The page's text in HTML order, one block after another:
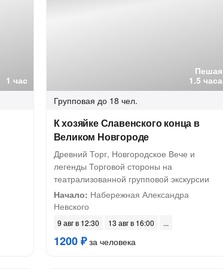
1 час
Пешая
1.5 часа
Групповая до 18 чел.
К хозяйке Славенского конца в
Великом Новгороде
Древний Торг, Новгородское Вече и
легенды Торговой стороны на
театрализованной групповой экскурсии
Начало: Набережная Александра
Невского
9 авг в 12:30 13 авг в 16:00
1200 ₽за человека